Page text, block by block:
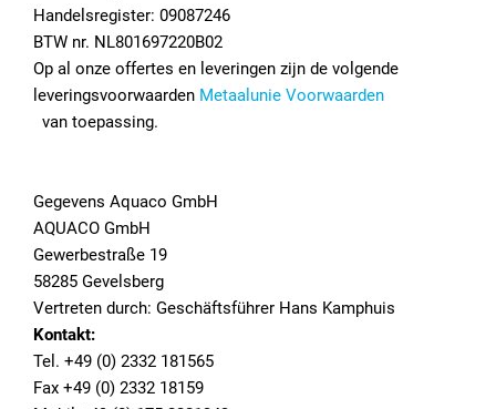
Handelsregister: 09087246
BTW nr. NL801697220B02
Op al onze offertes en leveringen zijn de volgende
leveringsvoorwaarden Metaalunie Voorwaarden
van toepassing.
Gegevens Aquaco GmbH
AQUACO GmbH
Gewerbestraße 19
58285 Gevelsberg
Vertreten durch: Geschäftsführer Hans Kamphuis
Kontakt:
Tel. +49 (0) 2332 181565
Fax +49 (0) 2332 18159